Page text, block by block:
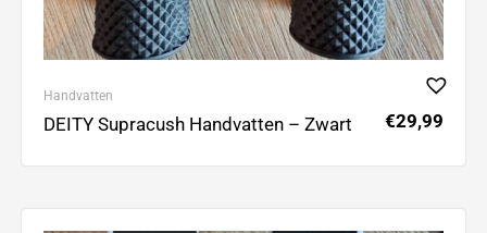
Handvatten
DEITY Supracush Handvatten – Zwart €29,99